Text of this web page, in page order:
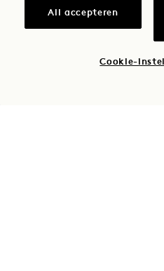
All accepteren
Cookie-